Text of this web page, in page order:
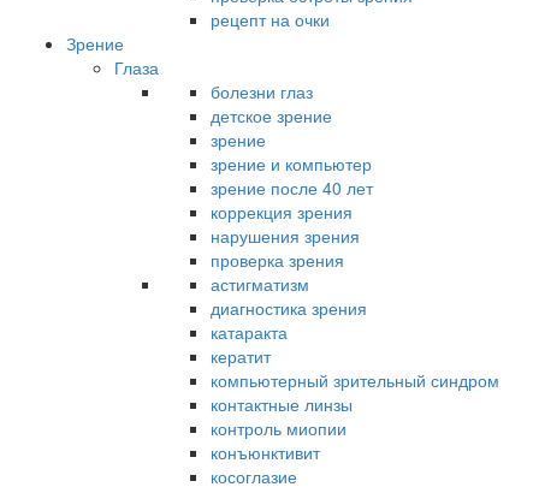
рецепт на очки
Зрение
Глаза
болезни глаз
детское зрение
зрение
зрение и компьютер
зрение после 40 лет
коррекция зрения
нарушения зрения
проверка зрения
астигматизм
диагностика зрения
катаракта
кератит
компьютерный зрительный синдром
контактные линзы
контроль миопии
конъюнктивит
косоглазие